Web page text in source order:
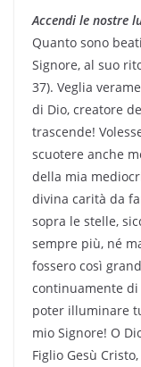
Accendi le nostre
Quanto sono
Signore, al suo
37). Veglia
di Dio, creatore
trascende!
scuotere anche
della mia
divina carità da
sopra le stelle,
sempre più, né
fossero così
continuamente
poter illuminare
mio Signore! O
Figlio Gesù